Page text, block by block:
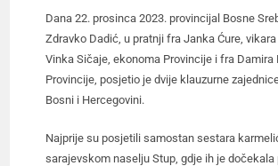
Dana 22. prosinca 2023. provincijal Bosne
Zdravko Dadić, u pratnji fra Janka Ćure,
Vinka Sičaje, ekonoma Provincije i fra Damira
Provincije, posjetio je dvije klauzurne
Bosni i Hercegovini.
Najprije su posjetili samostan sestara
sarajevskom naselju Stup, gdje ih je dočekala